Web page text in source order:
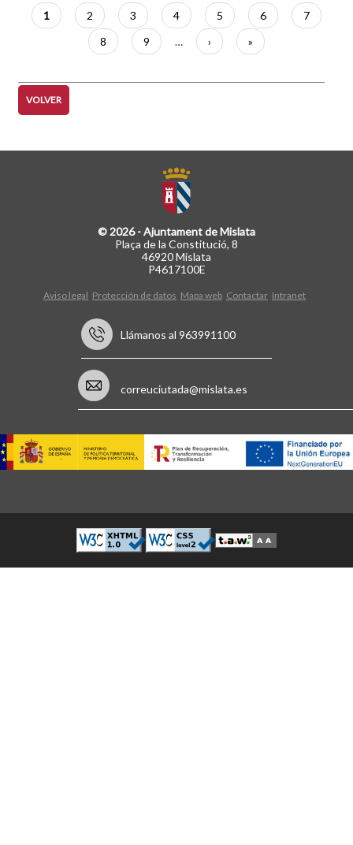
Paginación
Página
actual
1 Página
2 Página
3 Página
4 Página
5 Página
6 Página
7
Página
8 Página
9 …
Siguiente
página
›
Última
página
»
VOLVER
© 2026 - Ajuntament de Mislata
Plaça de la Constitució, 8
46920 Mislata
P4617100E
Aviso legal Protección de datos Mapa web Contactar Intranet
Llámanos al 963991100
correuciutada@mislata.es